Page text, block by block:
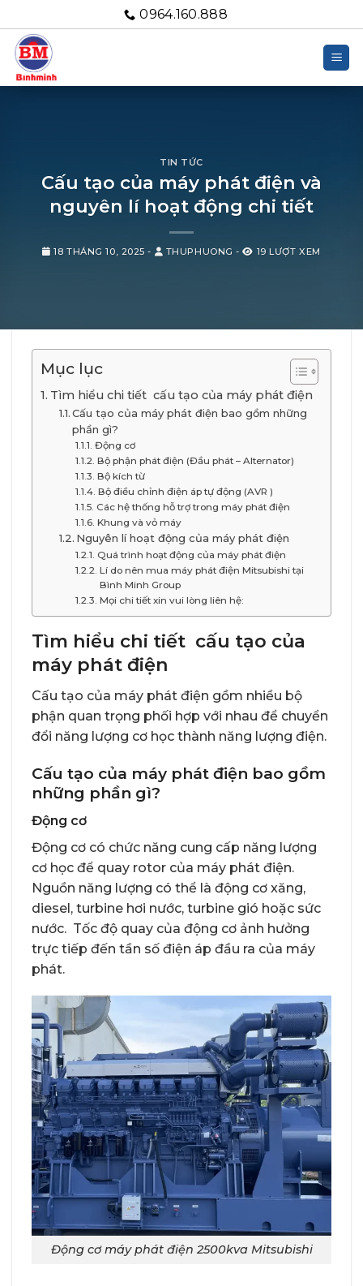
qua
nội
dung
0964.160.888
TIN TỨC
Cấu tạo của máy phát điện và
nguyên lí hoạt động chi tiết
18 THÁNG 10, 2025 - THUPHUONG - 19 LƯỢT XEM
Mục lục
Tìm hiểu chi tiết cấu tạo của máy phát điện
Cấu tạo của máy phát điện bao gồm những
phần gì?
Động cơ
Bộ phận phát điện (Đầu phát – Alternator)
Bộ kích từ
Bộ điều chỉnh điện áp tự động (AVR )
Các hệ thống hỗ trợ trong máy phát điện
Khung và vỏ máy
Nguyên lí hoạt động của máy phát điện
Quá trình hoạt động của máy phát điện
Lí do nên mua máy phát điện Mitsubishi tại
Bình Minh Group
Mọi chi tiết xin vui lòng liên hệ:
Tìm hiểu chi tiết cấu tạo của
máy phát điện
Cấu tạo của máy phát điện gồm nhiều bộ
phận quan trọng phối hợp với nhau để chuyển
đổi năng lượng cơ học thành năng lượng điện.
Cấu tạo của máy phát điện bao gồm
những phần gì?
Động cơ
Động cơ có chức năng cung cấp năng lượng
cơ học để quay rotor của máy phát điện.
Nguồn năng lượng có thể là động cơ xăng,
diesel, turbine hơi nước, turbine gió hoặc sức
nước. Tốc độ quay của động cơ ảnh hưởng
trực tiếp đến tần số điện áp đầu ra của máy
phát.
Động cơ máy phát điện 2500kva Mitsubishi